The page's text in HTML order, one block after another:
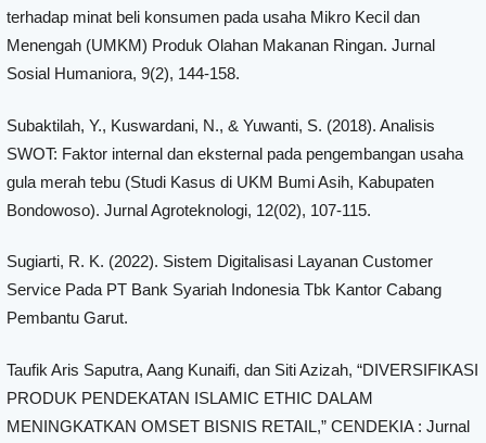
terhadap minat beli konsumen pada usaha Mikro Kecil dan
Menengah (UMKM) Produk Olahan Makanan Ringan. Jurnal
Sosial Humaniora, 9(2), 144-158.
Subaktilah, Y., Kuswardani, N., & Yuwanti, S. (2018). Analisis
SWOT: Faktor internal dan eksternal pada pengembangan usaha
gula merah tebu (Studi Kasus di UKM Bumi Asih, Kabupaten
Bondowoso). Jurnal Agroteknologi, 12(02), 107-115.
Sugiarti, R. K. (2022). Sistem Digitalisasi Layanan Customer
Service Pada PT Bank Syariah Indonesia Tbk Kantor Cabang
Pembantu Garut.
Taufik Aris Saputra, Aang Kunaifi, dan Siti Azizah, “DIVERSIFIKASI
PRODUK PENDEKATAN ISLAMIC ETHIC DALAM
MENINGKATKAN OMSET BISNIS RETAIL,” CENDEKIA : Jurnal